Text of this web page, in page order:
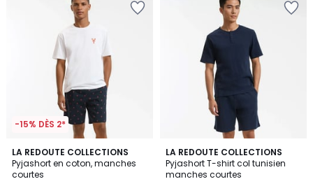
-15% DÈS 2*
LA REDOUTE COLLECTIONS
Pyjashort en coton, manches
courtes
4,9
/ 5
LA REDOUTE COLLECTIONS
Pyjashort T-shirt col tunisien
manches courtes
5
/
5
2
Couleurs